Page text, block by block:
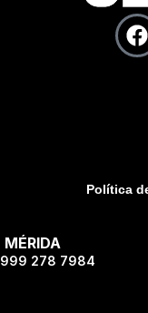
Política
MÉRIDA
999 278 7984